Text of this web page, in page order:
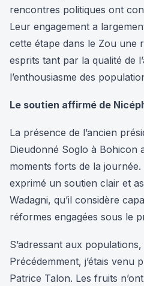
rencontres politiques ont
Leur engagement a
cette étape dans le Zou une
esprits tant par la qualité de
l’enthousiasme des
Le soutien affirmé de
La présence de l’ancien
Dieudonné Soglo à Bohicon
moments forts de la
exprimé un soutien clair et
Wadagni, qu’il considère
réformes engagées sous le
S’adressant aux
Précédemment, j’étais venu
Patrice Talon. Les fruits